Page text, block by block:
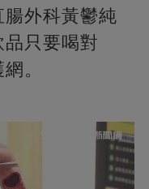
外科黃鬱純
只要喝對
。